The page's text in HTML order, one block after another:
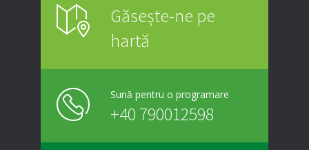
Găsește-ne pe
hartă
Sună pentru o programare
+40 790012598